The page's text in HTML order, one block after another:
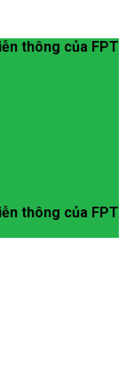
thông của FPT
thông của FPT